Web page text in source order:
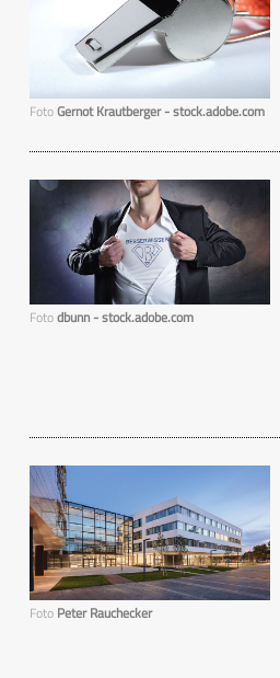
FotoGernot Krautberger - stock.adobe.com
Fotodbunn - stock.adobe.com
Foto Peter Rauchecker